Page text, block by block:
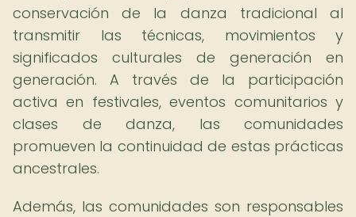
conservación de la danza tradicional al
transmitir las técnicas, movimientos y
significados culturales de generación en
generación. A través de la participación
activa en festivales, eventos comunitarios y
clases de danza, las comunidades
promueven la continuidad de estas prácticas
ancestrales.
Además, las comunidades son responsables